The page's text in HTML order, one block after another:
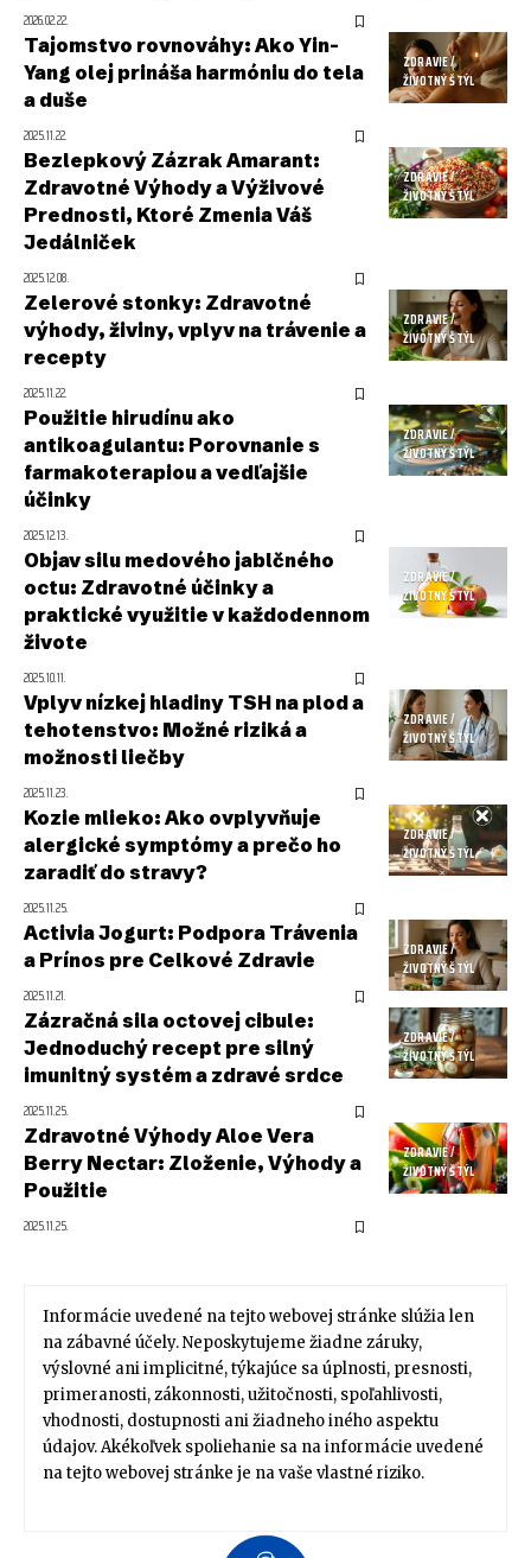
2026.02.22.
ZDRAVIE /
ŽIVOTNÝ ŠTÝL
Tajomstvo rovnováhy: Ako Yin-
Yang olej prináša harmóniu do tela
a duše
2025.11.22.
ZDRAVIE /
ŽIVOTNÝ ŠTÝL
Bezlepkový Zázrak Amarant:
Zdravotné Výhody a Výživové
Prednosti, Ktoré Zmenia Váš
Jedálniček
2025.12.08.
ZDRAVIE /
ŽIVOTNÝ ŠTÝL
Zelerové stonky: Zdravotné
výhody, živiny, vplyv na trávenie a
recepty
2025.11.22.
ZDRAVIE /
ŽIVOTNÝ ŠTÝL
Použitie hirudínu ako
antikoagulantu: Porovnanie s
farmakoterapiou a vedľajšie
účinky
2025.12.13.
ZDRAVIE /
ŽIVOTNÝ ŠTÝL
Objav silu medového jablčného
octu: Zdravotné účinky a
praktické využitie v každodennom
živote
2025.10.11.
ZDRAVIE /
ŽIVOTNÝ ŠTÝL
Vplyv nízkej hladiny TSH na plod a
tehotenstvo: Možné riziká a
možnosti liečby
2025.11.23.
ZDRAVIE /
ŽIVOTNÝ ŠTÝL
Kozie mlieko: Ako ovplyvňuje
alergické symptómy a prečo ho
zaradiť do stravy?
2025.11.25.
ZDRAVIE /
ŽIVOTNÝ ŠTÝL
Activia Jogurt: Podpora Trávenia
a Prínos pre Celkové Zdravie
2025.11.21.
ZDRAVIE /
ŽIVOTNÝ ŠTÝL
Zázračná sila octovej cibule:
Jednoduchý recept pre silný
imunitný systém a zdravé srdce
2025.11.25.
ZDRAVIE /
ŽIVOTNÝ ŠTÝL
Zdravotné Výhody Aloe Vera
Berry Nectar: Zloženie, Výhody a
Použitie
2025.11.25.
Informácie uvedené na tejto webovej stránke slúžia len
na zábavné účely. Neposkytujeme žiadne záruky,
výslovné ani implicitné, týkajúce sa úplnosti, presnosti,
primeranosti, zákonnosti, užitočnosti, spoľahlivosti,
vhodnosti, dostupnosti ani žiadneho iného aspektu
údajov. Akékoľvek spoliehanie sa na informácie uvedené
na tejto webovej stránke je na vaše vlastné riziko.